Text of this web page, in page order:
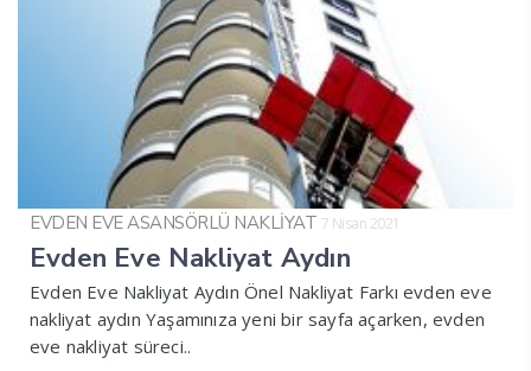
EVDEN EVE ASANSÖRLÜ NAKLİYAT 7 Nisan 2021
Evden Eve Nakliyat Aydın
Evden Eve Nakliyat Aydın Önel Nakliyat Farkı evden eve
nakliyat aydın Yaşamınıza yeni bir sayfa açarken, evden
eve nakliyat süreci..